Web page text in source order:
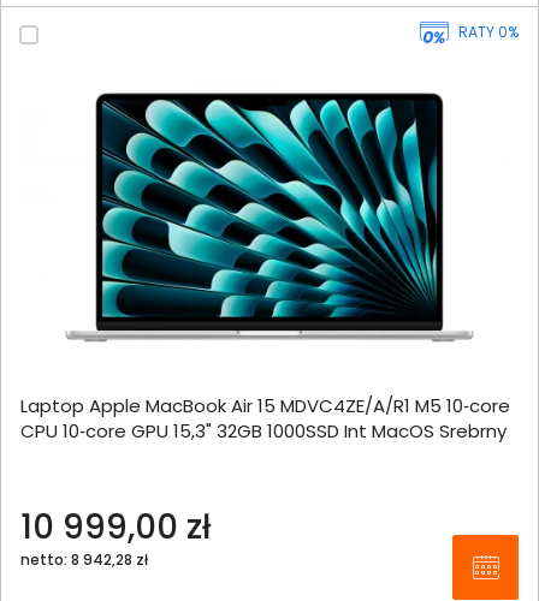
RATY 0%
Laptop Apple MacBook Air 15 MDVC4ZE/A/R1 M5 10‑core
CPU 10‑core GPU 15,3" 32GB 1000SSD Int MacOS Srebrny
10 999,00 zł
netto: 8 942,28 zł